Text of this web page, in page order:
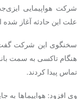
شرکت هواپیمایی
علت این حادثه آغاز
سخنگوی این شرکت گفت:
هنگام تاکسی به سمت
تماس پیدا کردند.
وی افزود: هواپیماها به